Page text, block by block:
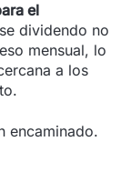
el
dividendo no
mensual, lo
a los
encaminado.